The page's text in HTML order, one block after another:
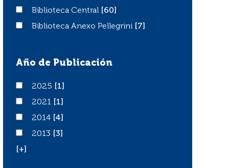
Biblioteca Central
Biblioteca Central
[60]
Biblioteca Anexo Pellegrini
Biblioteca Anexo Pellegrini [7]
Año de Publicación
20252025
[1]
20212021
[1]
20142014
[4]
20132013
[3]
[+]